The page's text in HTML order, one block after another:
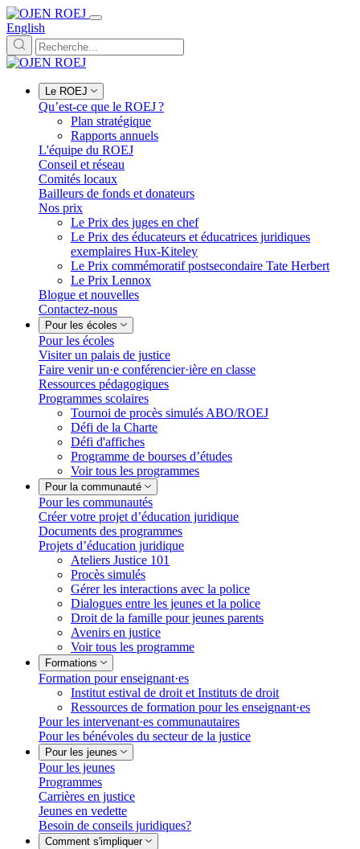
English
Le ROEJ
Qu’est-ce que le ROEJ ?
Plan stratégique
Rapports annuels
L'équipe du ROEJ
Conseil et réseau
Comités locaux
Bailleurs de fonds et donateurs
Nos prix
Le Prix des juges en chef
Le Prix des éducateurs et éducatrices juridiques
exemplaires Hux-Kiteley
Le Prix commémoratif postsecondaire Tate Herbert
Le Prix Lennox
Blogue et nouvelles
Contactez-nous
Pour les écoles
Pour les écoles
Visiter un palais de justice
Faire venir un·e conférencier·ière en classe
Ressources pédagogiques
Programmes scolaires
Tournoi de procès simulés ABO/ROEJ
Défi de la Charte
Défi d'affiches
Programme de bourses d’études
Voir tous les programmes
Pour la communauté
Pour les communautés
Créer votre projet d’éducation juridique
Documents des programmes
Projets d’éducation juridique
Ateliers Justice 101
Procès simulés
Gérer les interactions avec la police
Dialogues entre les jeunes et la police
Droit de la famille pour jeunes parents
Avenirs en justice
Voir tous les programme
Formations
Formation pour enseignant·es
Institut estival de droit et Instituts de droit
Ressources de formation pour les enseignant·es
Pour les intervenant·es communautaires
Pour les bénévoles du secteur de la justice
Pour les jeunes
Pour les jeunes
Programmes
Carrières en justice
Jeunes en vedette
Besoin de conseils juridiques?
Comment s'impliquer